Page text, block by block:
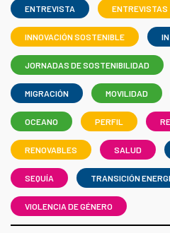
ENTREVISTA ENTREVISTAS
INNOVACIÓN SOSTENIBLE
JORNADAS DE SOSTENIBILIDAD
MIGRACIÓN MOVILIDAD
OCEANO PERFIL
RENOVABLES SALUD
SEQUÍA TRANSICIÓN
VIOLENCIA DE GÉNERO